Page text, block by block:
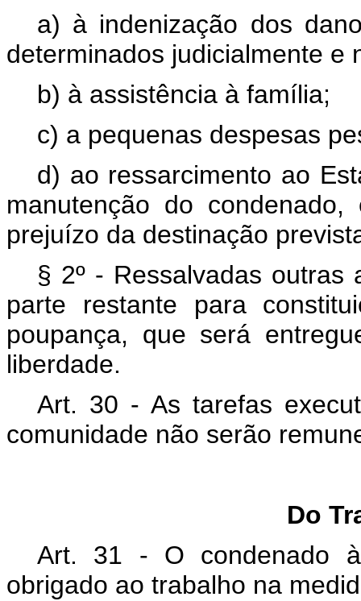
a) à indenização dos
determinados judicialmente e
b) à assistência à família;
c) a pequenas despesas
d) ao ressarcimento ao
manutenção do
prejuízo da destinação
§ 2º - Ressalvadas outras
parte restante para
poupança, que será
liberdade.
Art. 30 - As tarefas
comunidade não serão
Do
Art. 31 - O condenado
obrigado ao trabalho na